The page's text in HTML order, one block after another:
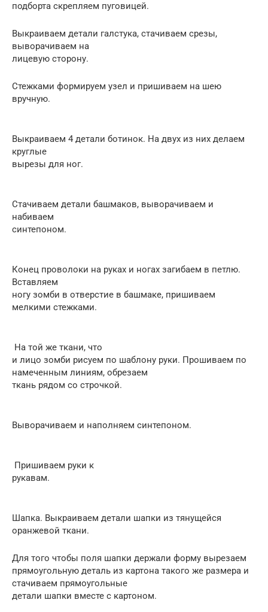
подборта скрепляем пуговицей.
Выкраиваем детали галстука, стачиваем срезы,
выворачиваем на
лицевую сторону.
Стежками формируем узел и пришиваем на шею
вручную.
Выкраиваем 4 детали ботинок. На двух из них делаем
круглые
вырезы для ног.
Стачиваем детали башмаков, выворачиваем и
набиваем
синтепоном.
Конец проволоки на руках и ногах загибаем в петлю.
Вставляем
ногу зомби в отверстие в башмаке, пришиваем
мелкими стежками.
На той же ткани, что
и лицо зомби рисуем по шаблону руки. Прошиваем по
намеченным линиям, обрезаем
ткань рядом со строчкой.
Выворачиваем и наполняем синтепоном.
Пришиваем руки к
рукавам.
Шапка. Выкраиваем детали шапки из тянущейся
оранжевой ткани.
Для того чтобы поля шапки держали форму вырезаем
прямоугольную деталь из картона такого же размера и
стачиваем прямоугольные
детали шапки вместе с картоном.